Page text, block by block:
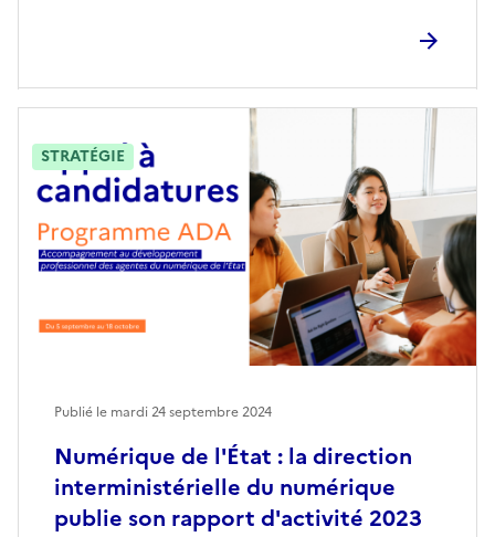
Numérique de l'État : la direction
interministérielle du numérique
publie son rapport d'activité 2023
Publié le mardi 24 septembre 2024
STRATÉGIE